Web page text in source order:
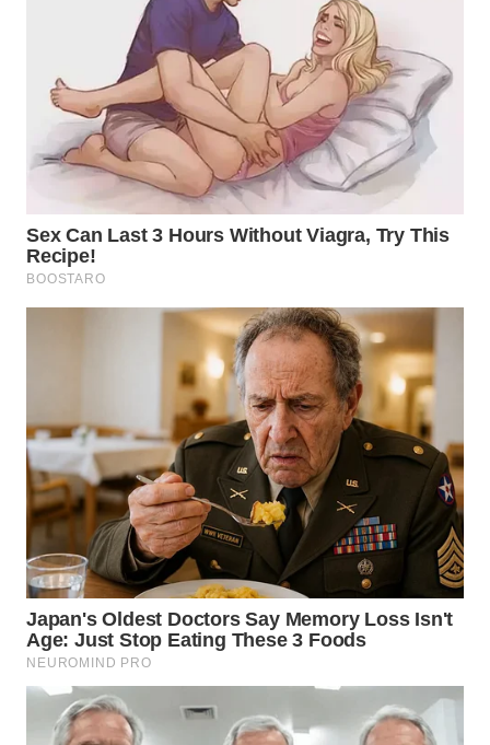
BOGOR
WN
DEPOK
TAPANULI
UTARA
PADANG
LAWAS
WN
SUMEDANG
WN
CIANJUR
WN
KEPULAUAN
SERIBU